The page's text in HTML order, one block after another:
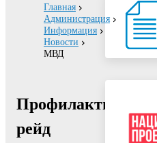
Главная
Администрация
Информация
Новости
МВД
Профилактический
рейд